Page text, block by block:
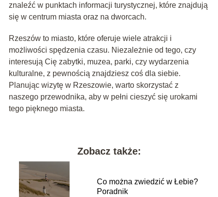
znaleźć w punktach informacji turystycznej, które znajdują
się w centrum miasta oraz na dworcach.
Rzeszów to miasto, które oferuje wiele atrakcji i
możliwości spędzenia czasu. Niezależnie od tego, czy
interesują Cię zabytki, muzea, parki, czy wydarzenia
kulturalne, z pewnością znajdziesz coś dla siebie.
Planując wizytę w Rzeszowie, warto skorzystać z
naszego przewodnika, aby w pełni cieszyć się urokami
tego pięknego miasta.
Zobacz także:
Co można zwiedzić w Łebie?
Poradnik